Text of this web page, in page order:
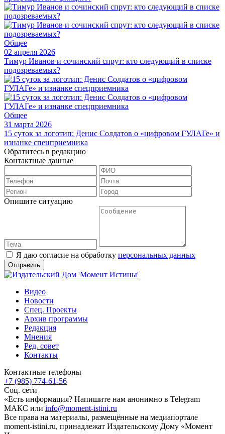
Общее
02 апреля 2026
Тимур Иванов и сочинский спрут: кто следующий в списке
подозреваемых?
Общее
31 марта 2026
15 суток за логотип: Денис Солдатов о «цифровом ГУЛАГе» и
изнанке спецприемника
Обратитесь в редакцию
Контактные данные
Опишите ситуацию
Я даю согласие на обработку персональных данных
Видео
Новости
Спец. Проекты
Архив программы
Редакция
Мнения
Ред. совет
Контакты
Контактные телефоны
+7 (985) 774-61-56
Соц. сети
«Есть информация? Напишите нам анонимно в Telegram
МАКС или info@moment-istini.ru
Все права на материалы, размещённые на медиапортале
moment-istini.ru, принадлежат Издательскому Дому «Момент